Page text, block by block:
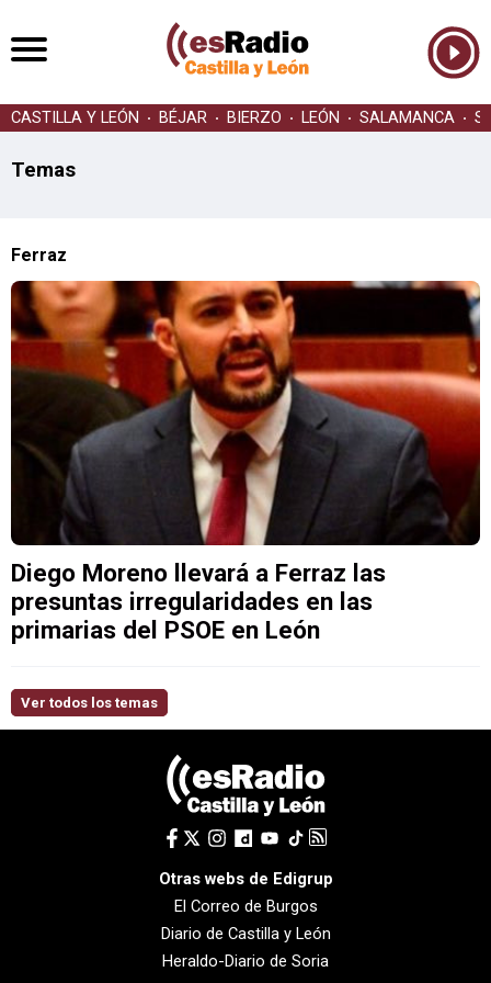
CASTILLA Y LEÓN BÉJAR BIERZO LEÓN SALAMANCA
Temas
Ferraz
Diego Moreno llevará a Ferraz las
presuntas irregularidades en las
primarias del PSOE en León
Ver todos los temas
Otras webs de Edigrup
El Correo de Burgos
Diario de Castilla y León
Heraldo-Diario de Soria